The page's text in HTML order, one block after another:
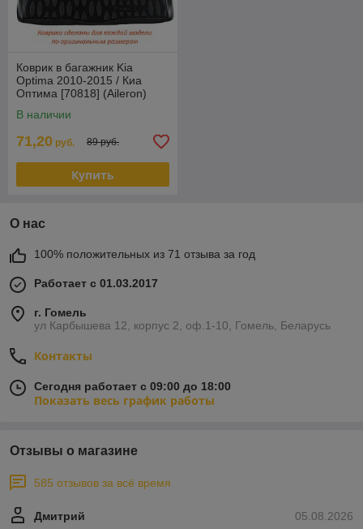
Коврик в багажник Kia
Optima 2010-2015 / Киа
Оптима [70818] (Aileron)
В наличии
71,20 руб. 89 руб.
Купить
О нас
100% положительных из 71 отзыва за год
Работает с 01.03.2017
г. Гомель
ул Карбышева 12, корпус 2, оф.1-10, Гомель, Беларусь
Контакты
Сегодня работает с 09:00 до 18:00
Показать весь график работы
Отзывы о магазине
585 отзывов за всё время
05.08.2026
Дмитрий